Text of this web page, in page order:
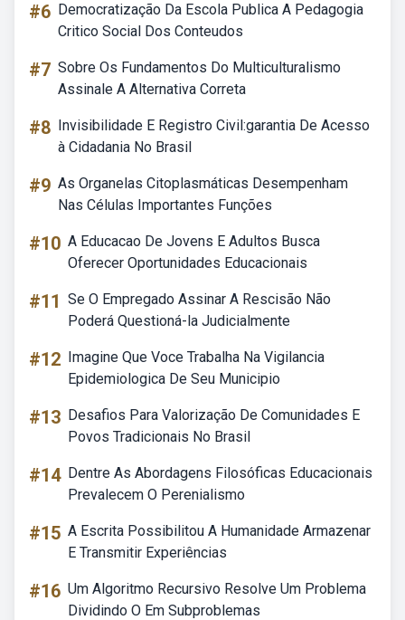
#6 Democratização Da Escola Publica A Pedagogia
Critico Social Dos Conteudos
#7 Sobre Os Fundamentos Do Multiculturalismo
Assinale A Alternativa Correta
#8 Invisibilidade E Registro Civil:garantia De Acesso
à Cidadania No Brasil
#9 As Organelas Citoplasmáticas Desempenham
Nas Células Importantes Funções
#10 A Educacao De Jovens E Adultos Busca
Oferecer Oportunidades Educacionais
#11 Se O Empregado Assinar A Rescisão Não
Poderá Questioná-la Judicialmente
#12 Imagine Que Voce Trabalha Na Vigilancia
Epidemiologica De Seu Municipio
#13 Desafios Para Valorização De Comunidades E
Povos Tradicionais No Brasil
#14 Dentre As Abordagens Filosóficas Educacionais
Prevalecem O Perenialismo
#15 A Escrita Possibilitou A Humanidade Armazenar
E Transmitir Experiências
#16 Um Algoritmo Recursivo Resolve Um Problema
Dividindo O Em Subproblemas